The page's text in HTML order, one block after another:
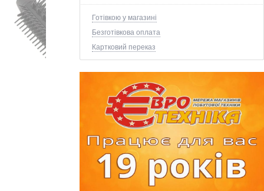
Готівкою у магазині
Безготівкова оплата
Картковий переказ